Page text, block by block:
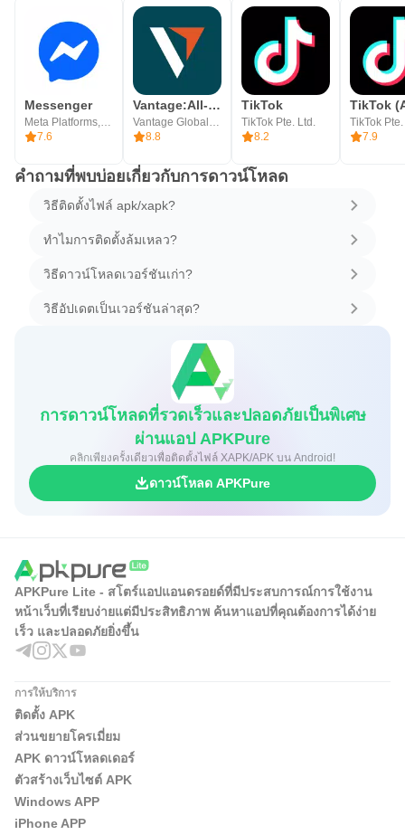
Messenger
7.6
Vantage:All-In-One Trading App
8.8
TikTok
TikTok Pte. Ltd.
8.2
TikTok
TikTok
7.9
คำถามที่พบบ่อยเกี่ยวกับการดาวน์โหลด
วิธีติดตั้งไฟล์ apk/xapk?
ทำไมการติดตั้งล้มเหลว?
วิธีดาวน์โหลดเวอร์ชันเก่า?
วิธีอัปเดตเป็นเวอร์ชันล่าสุด?
การดาวน์โหลดที่รวดเร็วและปลอดภัยเป็นพิเศษ
ผ่านแอป APKPure
คลิกเพียงครั้งเดียวเพื่อติดตั้งไฟล์ XAPK/APK บน Android!
ดาวน์โหลด APKPure
APKPure Lite - สโตร์แอปแอนดรอยด์ที่มีประสบการณ์การใช้งาน
หน้าเว็บที่เรียบง่ายแต่มีประสิทธิภาพ ค้นหาแอปที่คุณต้องการได้ง่าย
เร็ว และปลอดภัยยิ่งขึ้น
การให้บริการ
ติดตั้ง APK
ส่วนขยายโครเมี่ยม
APK ดาวน์โหลดเดอร์
ตัวสร้างเว็บไซต์ APK
Windows APP
iPhone APP